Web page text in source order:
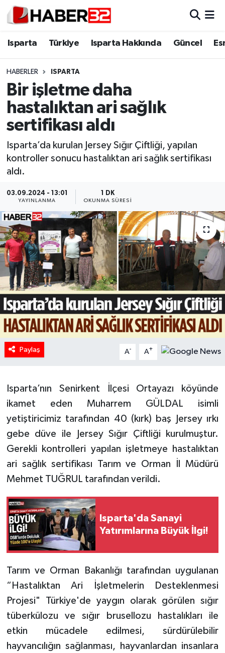
Isparta Türkiye Isparta Hakkında Güncel
HABERLER ISPARTA
Bir işletme daha
hastalıktan ari sağlık
sertifikası aldı
Isparta’da kurulan Jersey Sığır Çiftliği, yapılan
kontroller sonucu hastalıktan ari sağlık sertifikası
aldı.
03.09.2024 - 13:01
YAYINLANMA
1 DK
OKUNMA SÜRESI
Paylaş A- A+
​Isparta’nın Senirkent İlçesi Ortayazı köyünde
ikamet eden Muharrem GÜLDAL isimli
yetiştiricimiz tarafından 40 (kırk) baş Jersey ırkı
gebe düve ile Jersey Sığır Çiftliği kurulmuştur.
Gerekli kontrolleri yapılan işletmeye hastalıktan
ari sağlık sertifikası Tarım ve Orman İl Müdürü
Mehmet TUĞRUL tarafından verildi.
Isparta'da Sanayi
Yatırımlarına Büyük İlgi!
Tarım ve Orman Bakanlığı tarafından uygulanan
“Hastalıktan Ari İşletmelerin Desteklenmesi
Projesi" Türkiye'de yaygın olarak görülen sığır
tüberkülozu ve sığır brusellozu hastalıkları ile
etkin mücadele edilmesi, sürdürülebilir
hayvancılığın sağlanması, hayvanlardan insanlara
Isparta
Esnaf Diyor ki;
ASAYİŞ
BİLİM VE TEKNOLOJİ
GENEL
Güncel
HABERDE İNSAN
İlginç
KÜLTÜR SANAT
MAGAZİN
Oyun
SAĞLIK
Spor
Tarihi Yapılarımız
Teknoloji
Türkiye
Yerel
İletişim
Künye
Isparta Nöbetçi Eczaneler
Isparta Trafik Yoğunluk Haritası
Süper Lig Puan Durumu ve Fikstür
Tüm Manşetler
Haber Arşivi